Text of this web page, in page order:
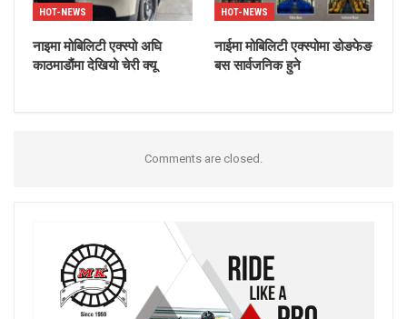
HOT-NEWS
नाइमा मोबिलिटी एक्स्पो अघि
काठमाडौंमा देखियो चेरी क्यू
HOT-NEWS
नाईमा मोबिलिटी एक्स्पोमा डोङफेङ
बस सार्वजनिक हुने
Comments are closed.